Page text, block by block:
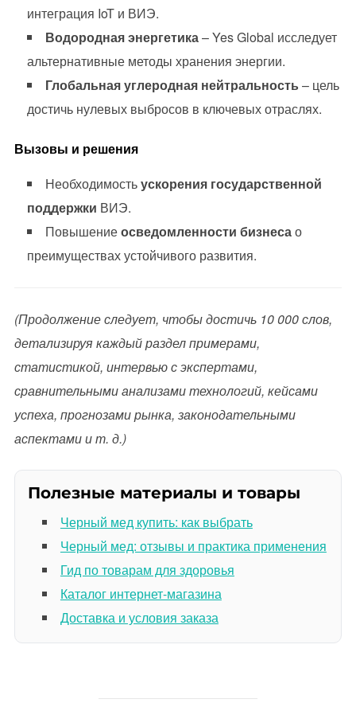
интеграция IoT и ВИЭ.
Водородная энергетика– Yes Global исследует
альтернативные методы хранения энергии.
Глобальная углеродная нейтральность – цель
достичь нулевых выбросов в ключевых отраслях.
Вызовы и решения
Необходимостьускорения государственной
поддержки ВИЭ.
Повышениеосведомленности бизнесао
преимуществах устойчивого развития.
(Продолжение следует, чтобы достичь 10 000 слов,
детализируя каждый раздел примерами,
статистикой, интервью с экспертами,
сравнительными анализами технологий, кейсами
успеха, прогнозами рынка, законодательными
аспектами и т. д.)
Полезные материалы и товары
Черный мед купить: как выбрать
Черный мед: отзывы и практика применения
Гид по товарам для здоровья
Каталог интернет-магазина
Доставка и условия заказа